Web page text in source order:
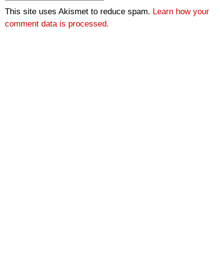
This site uses Akismet to reduce spam. Learn how your
comment data is processed.